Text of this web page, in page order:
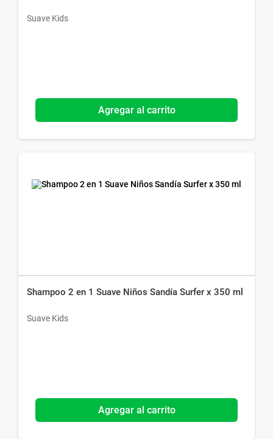
Suave Kids
Agregar al carrito
Shampoo 2 en 1 Suave Niños Sandía Surfer x 350 ml
Suave Kids
Agregar al carrito